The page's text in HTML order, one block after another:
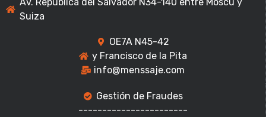
Suiza
OE7A N45-42
y Francisco de la Pita
info@menssaje.com
Gestión de Fraudes
-----------------------